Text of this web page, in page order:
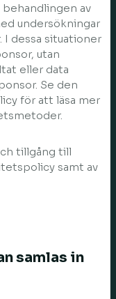
av
undersökningar
I dessa situationer
utan
eller data
Se den
för att läsa mer
tillgång till
samt av
samlas in